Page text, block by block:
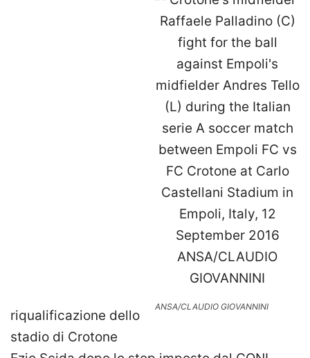
ANSA/CLAUDIO GIOVANNINI
riqualificazione dello
stadio di Crotone